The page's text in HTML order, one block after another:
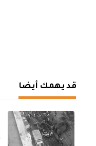
قد يهمك أيضا